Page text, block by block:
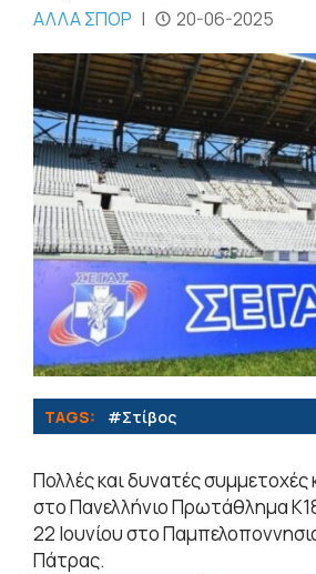
ΑΛΛΑ ΣΠΟΡ | 20-06-2025
TAGS: #Στίβος
Πολλές και δυνατές συμμετοχές
στο Πανελλήνιο Πρωτάθλημα
22 Ιουνίου στο
Πάτρας.